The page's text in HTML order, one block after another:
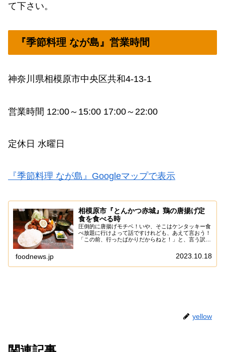
て下さい。
『季節料理 なが島』営業時間
神奈川県相模原市中央区共和4-13-1
営業時間 12:00～15:00 17:00～22:00
定休日 水曜日
『季節料理 なが島』Googleマップで表示
相模原市『とんかつ赤城』鶏の唐揚げ定
食を食べる時
圧倒的に唐揚げモチベ！いや、そこはケンタッキー食
べ放題に行けよって話ですけれども、あえて言おう！
「この前、行ったばかりだからねと！」と、言う訳で
うかな～って思ったのですが、なんか水曜日は売り
foodnews.jp 2023.10.18
yellow